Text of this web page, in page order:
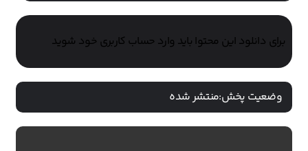
برای دانلود این محتوا باید وارد حساب کاربری خود شوید
وضعیت پخش:منتشر شده